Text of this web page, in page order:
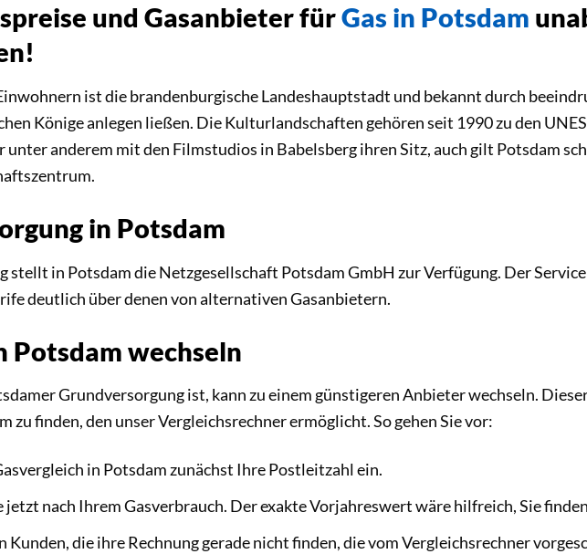
und Gasanbieter fürGas in Potsdam
ist die brandenburgische Landeshauptstadt und bekannt durch
Könige anlegen ließen. Die Kulturlandschaften gehören seit 1990 zu den
anderem mit den Filmstudios in Babelsberg ihren Sitz, auch gilt Potsdam
in Potsdam
stellt in Potsdam die Netzgesellschaft Potsdam GmbH zur Verfügung. Der
deutlich über denen von alternativen Gasanbietern.
Potsdam wechseln
Grundversorgung ist, kann zu einem günstigeren Anbieter wechseln.
zu finden, den unser Vergleichsrechner ermöglicht. So gehen Sie vor:
in Potsdam zunächst Ihre Postleitzahl ein.
jetzt nach Ihrem Gasverbrauch. Der exakte Vorjahreswert wäre hilfreich, Sie
die ihre Rechnung gerade nicht finden, die vom Vergleichsrechner